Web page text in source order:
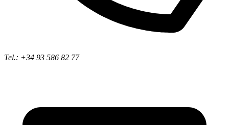
Tel.: +34 93 586 82 77